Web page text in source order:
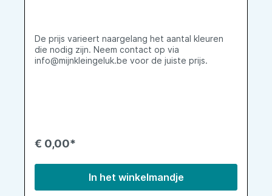
De prijs varieert naargelang het aantal kleuren
die nodig zijn. Neem contact op via
info@mijnkleingeluk.be voor de juiste prijs.
€ 0,00*
In het winkelmandje